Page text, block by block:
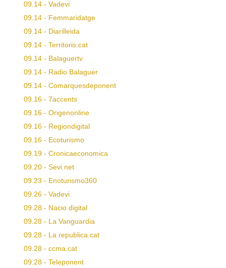
09.14 - Vadevi
09.14 - Femmaridatge
09.14 - Diarilleida
09.14 - Territoris.cat
09.14 - Balaguertv
09.14 - Radio Balaguer
09.14 - Comarquesdeponent
09.16 - 7accents
09.16 - Origenonline
09.16 - Regiondigital
09.16 - Ecoturismo
09.19 - Cronicaeconomica
09.20 - Sevi.net
09.23 - Enoturismo360
09.26 - Vadevi
09.28 - Nacio digital
09.28 - La Vanguardia
09.28 - La republica.cat
09.28 - ccma.cat
09.28 - Teleponent